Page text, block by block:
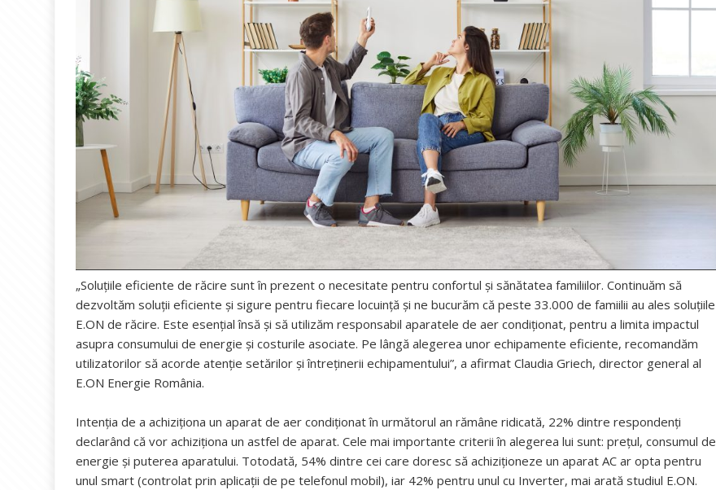
„Soluțiile eficiente de răcire sunt în prezent o necesitate pentru confortul și sănătatea familiilor. Continuăm să
dezvoltăm soluții eficiente și sigure pentru fiecare locuință și ne bucurăm că peste 33.000 de famiilii au ales soluțiile
E.ON de răcire. Este esențial însă și să utilizăm responsabil aparatele de aer condiționat, pentru a limita impactul
asupra consumului de energie și costurile asociate. Pe lângă alegerea unor echipamente eficiente, recomandăm
utilizatorilor să acorde atenție setărilor și întreținerii echipamentului”, a afirmat Claudia Griech, director general al
E.ON Energie România.
Intenția de a achiziționa un aparat de aer condiționat în următorul an rămâne ridicată, 22% dintre respondenți
declarând că vor achiziționa un astfel de aparat. Cele mai importante criterii în alegerea lui sunt: prețul, consumul de
energie și puterea aparatului. Totodată, 54% dintre cei care doresc să achiziționeze un aparat AC ar opta pentru
unul smart (controlat prin aplicații de pe telefonul mobil), iar 42% pentru unul cu Inverter, mai arată studiul E.ON.